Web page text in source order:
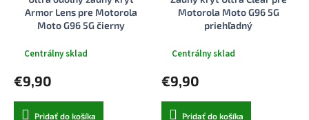
Armor Lens pre Motorola
Moto G96 5G čierny
Centrálny sklad
€9,90
Pridať do košíka
Motorola Moto G96 5G
priehľadný
Centrálny sklad
€9,90
Pridať do košíka